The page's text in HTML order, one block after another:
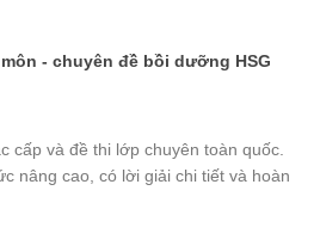
- chuyên đề bồi dưỡng HSG
cấp và đề thi lớp chuyên toàn quốc.
nâng cao, có lời giải chi tiết và hoàn